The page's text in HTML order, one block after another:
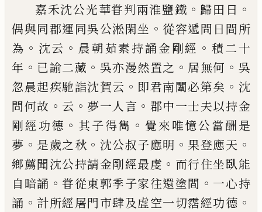
嘉禾沈公光華甞判兩淮鹽鐵 。 歸田日 。
偶與同郡運同吳公淞閑坐 。 從容遞問日間所
為 。 沈云 。 晨朝茹素持誦金剛經 。 積二十
年 。 已諭二藏 。 吳亦漫然置之 。 居無何 。 吳
忽晨起疾馳詣沈賀云 。 即君南闈必第矣 。 沈
問何故 。 云 。 夢一人言 。 郡中一士夫以持金
剛經功德 。 其子得雋 。 覺來唯憶公當酬是
夢 。 是歲之秋 。 沈公叔子應明 。 果登應天 。
鄉薦聞沈公持請金剛經最虔 。 而行住坐臥能
自暗誦 。甞從東郭季子家往還塗間 。 一心持
誦 。 計所經屠門市肆及虗空一切霑經功德 。